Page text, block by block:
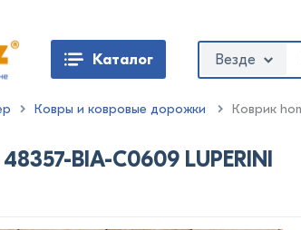
Каталог Везде
Ковры и ковровые дорожки Коврик
BIA-C0609 LUPERINI